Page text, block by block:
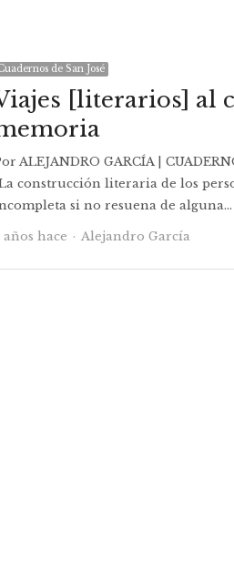
de San José
[literarios] al
ALEJANDRO GARCÍA |
construcción literaria de los
si no resuena de alguna…
años hace
Autor
Alejandro García